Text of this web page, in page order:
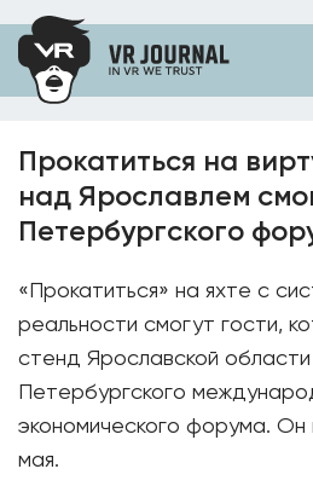
Прокатиться на
над Ярославлем
Петербургского
«Прокатиться» на яхте с
реальности смогут гости,
стенд Ярославской
Петербургского
экономического форума.
мая.